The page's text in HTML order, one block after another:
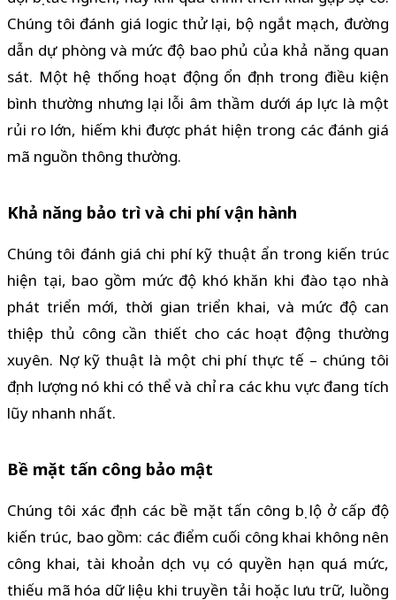
Chúng tôi đánh giá logic thử lại, bộ ngắt mạch, đường
dẫn dự phòng và mức độ bao phủ của khả năng quan
sát. Một hệ thống hoạt động ổn định trong điều kiện
bình thường nhưng lại lỗi âm thầm dưới áp lực là một
rủi ro lớn, hiếm khi được phát hiện trong các đánh giá
mã nguồn thông thường.
Khả năng bảo trì và chi phí vận hành
Chúng tôi đánh giá chi phí kỹ thuật ẩn trong kiến trúc
hiện tại, bao gồm mức độ khó khăn khi đào tạo nhà
phát triển mới, thời gian triển khai, và mức độ can
thiệp thủ công cần thiết cho các hoạt động thường
xuyên. Nợ kỹ thuật là một chi phí thực tế – chúng tôi
định lượng nó khi có thể và chỉ ra các khu vực đang tích
lũy nhanh nhất.
Bề mặt tấn công bảo mật
Chúng tôi xác định các bề mặt tấn công bị lộ ở cấp độ
kiến trúc, bao gồm: các điểm cuối công khai không nên
công khai, tài khoản dịch vụ có quyền hạn quá mức,
thiếu mã hóa dữ liệu khi truyền tải hoặc lưu trữ, luồng